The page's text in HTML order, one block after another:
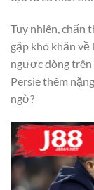
Tuy nhiên, chấn
gặp khó khăn về
ngược dòng trên
Persie thêm
ngờ?